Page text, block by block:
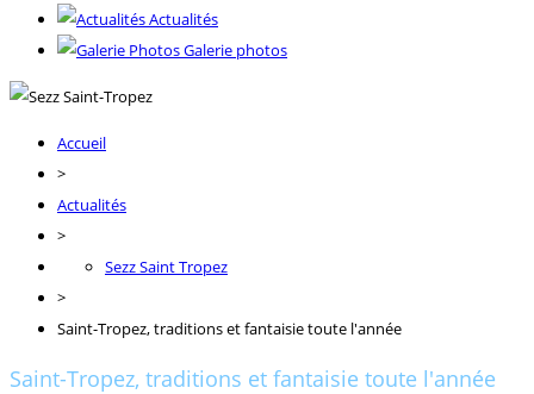
Actualités
Galerie photos
Accueil
>
Actualités
>
Sezz Saint Tropez
>
Saint-Tropez, traditions et fantaisie toute l'année
Saint-Tropez, traditions et fantaisie toute l'année